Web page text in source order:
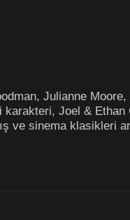
Julianne
Joel & Ethan
ve sinema klasikleri